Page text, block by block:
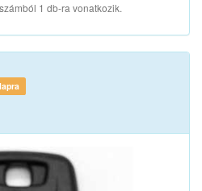
1 db-ra vonatkozik.